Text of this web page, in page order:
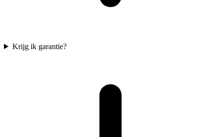
Krijg ik garantie?